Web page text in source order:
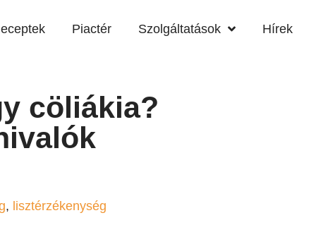
Piactér Szolgáltatások Hírek
cöliákia?
, lisztérzékenység